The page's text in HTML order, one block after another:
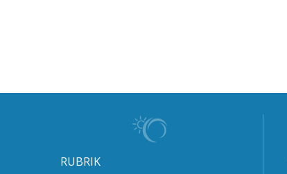
RUBRIK